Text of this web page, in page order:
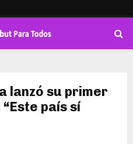
lanzó su primer
país sí